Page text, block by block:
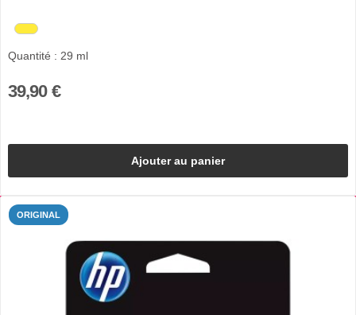
Quantité : 29 ml
39,90 €
Ajouter au panier
ORIGINAL